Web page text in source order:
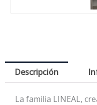
Descripción
La familia LINEAL,